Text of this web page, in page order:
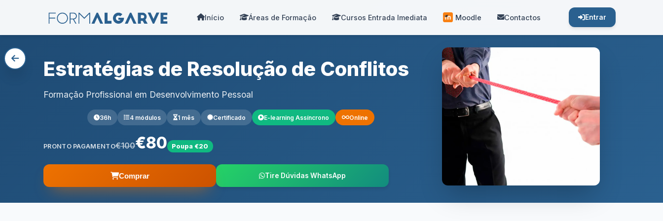
Início Áreas de Formação Cursos Entrada Imediata Moodle Contactos Entrar
Estratégias de Resolução de Conflitos
Formação Profissional em Desenvolvimento Pessoal
36h 4 módulos 1 mês Certificado E-learning Assíncrono Online
PRONTO PAGAMENTO€100€80 Poupa €20
Comprar Tire Dúvidas WhatsApp